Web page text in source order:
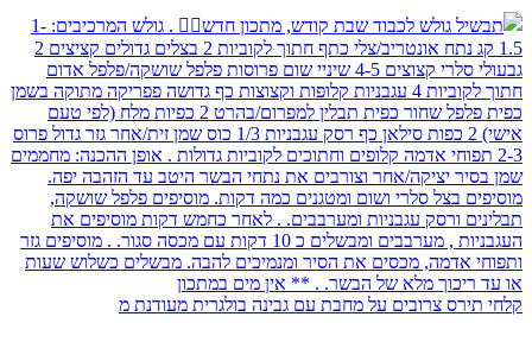
קלחי תירס צרובים על מחבת עם גבינה בולגרית מעודנת מ